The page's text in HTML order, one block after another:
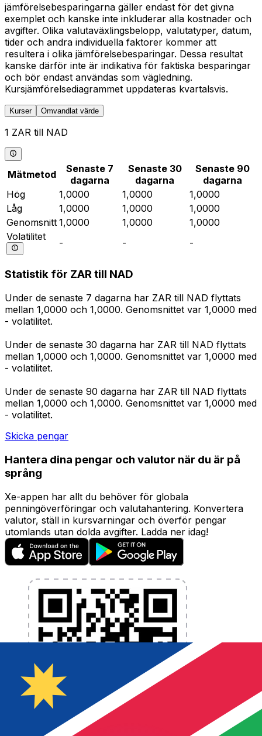
jämförelsebesparingarna gäller endast för det givna
exemplet och kanske inte inkluderar alla kostnader och
avgifter. Olika valutaväxlingsbelopp, valutatyper, datum,
tider och andra individuella faktorer kommer att
resultera i olika jämförelsebesparingar. Dessa resultat
kanske därför inte är indikativa för faktiska besparingar
och bör endast användas som vägledning.
Kursjämförelsediagrammet uppdateras kvartalsvis.
Kurser Omvandlat värde
1 ZAR till NAD
Mätmetod
Senaste 7
dagarna
Senaste 30
dagarna
Senaste 90
dagarna
Hög
1,0000 1,0000
1,0000
Låg
1,0000 1,0000
1,0000
Genomsnitt 1,0000 1,0000
1,0000
Volatilitet
- - -
Statistik för ZAR till NAD
Under de senaste 7 dagarna har ZAR till NAD flyttats
mellan 1,0000 och 1,0000. Genomsnittet var 1,0000 med
- volatilitet.
Under de senaste 30 dagarna har ZAR till NAD flyttats
mellan 1,0000 och 1,0000. Genomsnittet var 1,0000 med
- volatilitet.
Under de senaste 90 dagarna har ZAR till NAD flyttats
mellan 1,0000 och 1,0000. Genomsnittet var 1,0000 med
- volatilitet.
Skicka pengar
Hantera dina pengar och valutor när du är på
språng
Xe-appen har allt du behöver för globala
penningöverföringar och valutahantering. Konvertera
valutor, ställ in kursvarningar och överför pengar
utomlands utan dolda avgifter. Ladda ner idag!